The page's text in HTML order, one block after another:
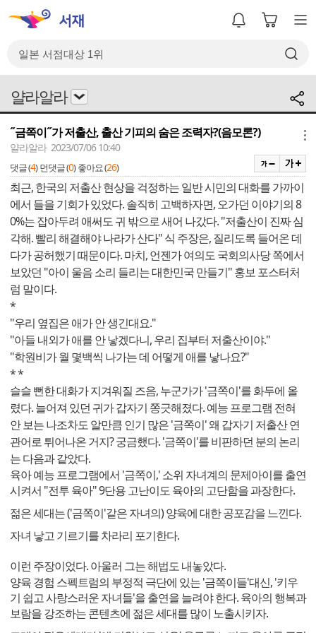
얄라알라
˝금쪽이˝가 저출산, 출산 기피의 숨은 조력자?(음모론?)
얄라알라 2023/07/06 10:40
댓글 (4) 먼댓글 (0) 좋아요 (26)
최근, 한국의 저출산 현상을 걱정하는 일반 시민의 대화를 가까이
에서 들을 기회가 있었다. 솔직히 고백하자면, 오가던 이야기의 8
0%는 잡아두려 애써도 귀 밖으로 새어 나갔다. "저출산이 진짜 심
각해. 빨리 해결해야 나라가 산다" 식 주장은, 질리도록 들어온 데
다가 공허했기 때문이다. 마치, 언젠가 여의도 국회의사당 쪽에서
보았던 "아이 울음 소리 들리는 대한민국 만들기" 홍보 포스터처
럼 말이다.
*
"우리 옆집은 애가 안 생긴대요."
"아들 내외가 애를 안 낳겠다니, 우리 집부터 저출산이야."
"학원비가 월 몇백씩 나가는 데 어떻게 애를 낳나요?"
* *
슬슬 뻔한 대화가 지겨워질 즈음, 누군가가 '금쪽이'를 화두에 올
렸다. 늘어져 있던 귀가 갑자기 쫑긋해졌다. 예능 프로그램 전혀
안 보는 나조차도 알만큼 인기 많은 '금쪽이' 왜 갑자기 저출산 연
관어로 튀어나온 거지? 궁금했다. '금쪽이'를 비판하던 분의 논리
는 다음과 같았다.
육아 예능 프로그램에서 '금쪽이,' 소위 자녀계의 문제아이를 출연
시켜서 "전투 육아" 9단용 고난이도 육아의 고단함을 과장한다.
젊은 세대는 ('금쪽이'같은 자녀의) 양육에 대한 공포감을 느낀다.
자녀 낳고 기르기를 차라리 포기한다.
이런 주장이었다. 아울러 그는 해법도 내놓았다.
양육 경험 스펙트럼의 부정적 극단에 있는 '금쪽이들'대신, '키우
기 쉽고 사랑스러운 자녀들'을 출연을 늘려야 한다. 육아의 행복과
보람을 강조하는 콘텐츠에 젊은 세대를 많이 노출시키자.